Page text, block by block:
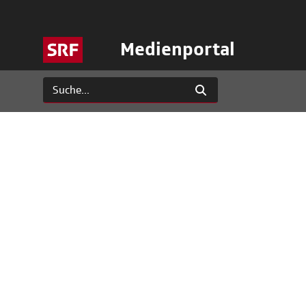
Medienportal